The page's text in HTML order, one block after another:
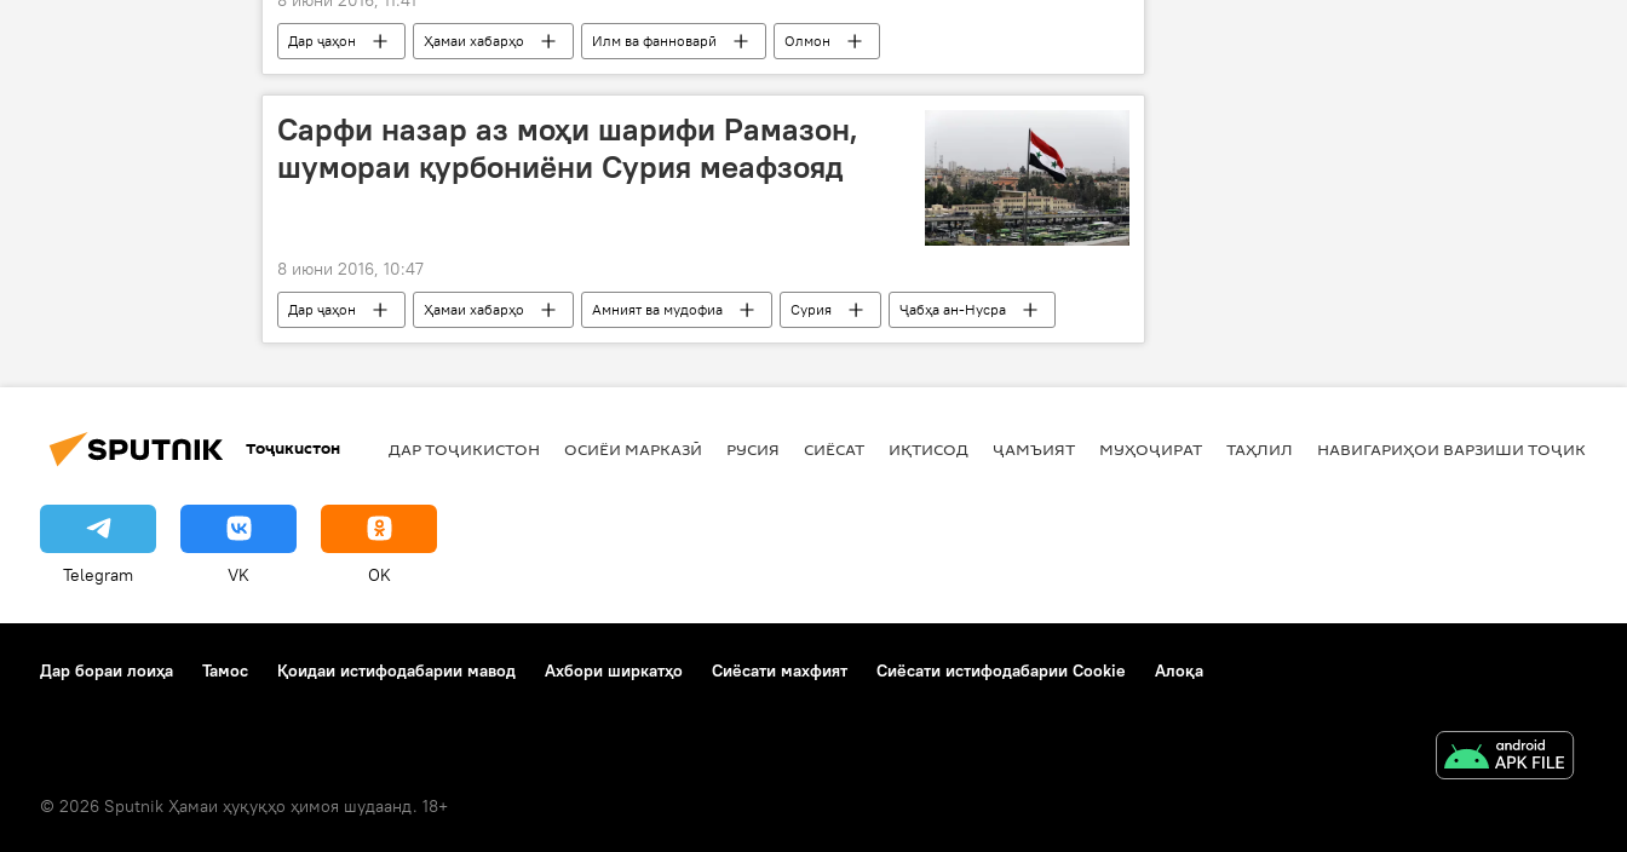
Дар ҷаҳон Ҳамаи хабарҳо Илм ва фанноварӣ
Олмон
Валерий Спиридонов
"Осмон" аввалин ҷарроҳии пайванди сар
Сарфи назар аз моҳи шарифи Рамазон,
шумораи қурбониёни Сурия меафзояд
8 июни 2016, 10:47
Дар ҷаҳон Ҳамаи хабарҳо Амният ва мудофиа Сурия
Ҷабҳа ан-Нусра
моҳи шарифи Рамазон
Тоҷикистон ДАР ТОҶИКИСТОН ОСИЁИ МАРКАЗӢ РУСИЯ СИЁСАТ ИҚТИСОД ҶАМЪИЯТ МУҲОҶИРАТ ТАҲЛИЛ НАВИГАРИҲОИ ВАРЗИШИ
Telegram VK OK
Дар бораи лоиҳа Тамос Қоидаи истифодабарии мавод Ахбори ширкатҳо Сиёсати махфият Сиёсати истифодабарии Cookie Алоқа
© 2026 Sputnik Ҳамаи ҳуқуқҳо ҳимоя шудаанд. 18+